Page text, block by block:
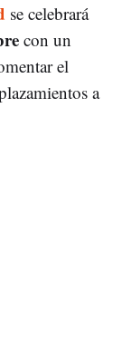
se celebrará
con un
el
a